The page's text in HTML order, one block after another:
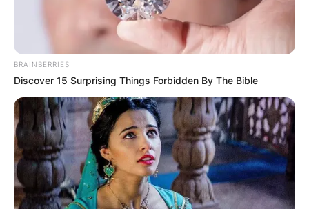
BRAINBERRIES
Discover 15 Surprising Things Forbidden By The Bible